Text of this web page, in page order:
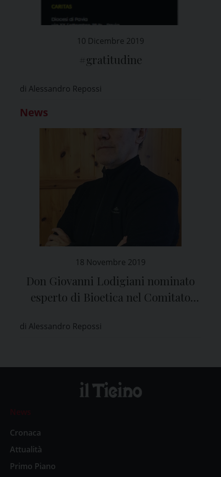
10 Dicembre 2019
#gratitudine
di Alessandro Repossi
News
18 Novembre 2019
Don Giovanni Lodigiani nominato
esperto di Bioetica nel Comitato
di Alessandro Repossi
News
Cronaca
Attualità
Primo Piano